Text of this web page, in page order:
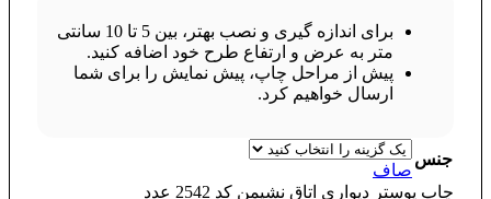
برای اندازه گیری و نصب بهتر، بین 5 تا 10 سانتی
متر به عرض و ارتفاع طرح خود اضافه کنید.
پیش از مراحل چاپ، پیش نمایش را برای شما
ارسال خواهیم کرد.
جنس
صاف
چاپ پوستر دیواری اتاق نشیمن کد 2542 عدد